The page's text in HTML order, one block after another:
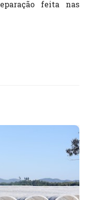
feita nas